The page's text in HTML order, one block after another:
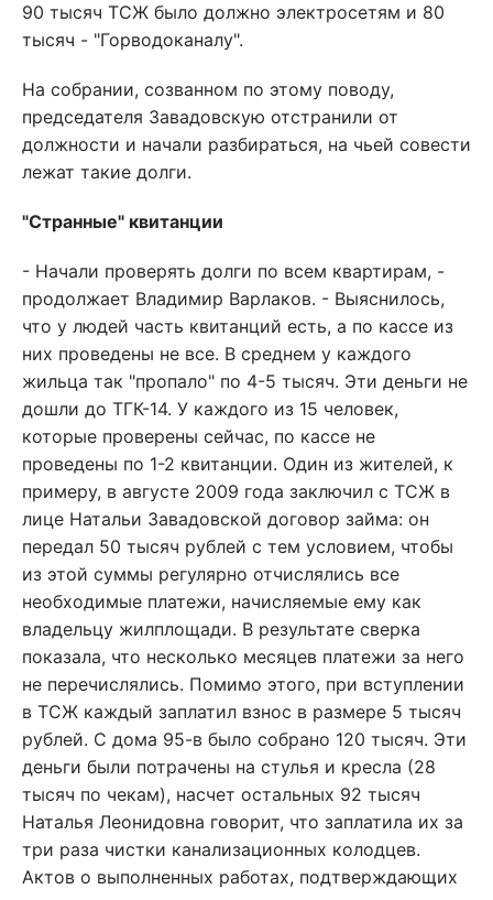
90 тысяч ТСЖ было должно электросетям и 80
тысяч - "Горводоканалу".
На собрании, созванном по этому поводу,
председателя Завадовскую отстранили от
должности и начали разбираться, на чьей совести
лежат такие долги.
"Странные" квитанции
- Начали проверять долги по всем квартирам, -
продолжает Владимир Варлаков. - Выяснилось,
что у людей часть квитанций есть, а по кассе из
них проведены не все. В среднем у каждого
жильца так "пропало" по 4-5 тысяч. Эти деньги не
дошли до ТГК-14. У каждого из 15 человек,
которые проверены сейчас, по кассе не
проведены по 1-2 квитанции. Один из жителей, к
примеру, в августе 2009 года заключил с ТСЖ в
лице Натальи Завадовской договор займа: он
передал 50 тысяч рублей с тем условием, чтобы
из этой суммы регулярно отчислялись все
необходимые платежи, начисляемые ему как
владельцу жилплощади. В результате сверка
показала, что несколько месяцев платежи за него
не перечислялись. Помимо этого, при вступлении
в ТСЖ каждый заплатил взнос в размере 5 тысяч
рублей. С дома 95-в было собрано 120 тысяч. Эти
деньги были потрачены на стулья и кресла (28
тысяч по чекам), насчет остальных 92 тысяч
Наталья Леонидовна говорит, что заплатила их за
три раза чистки канализационных колодцев.
Актов о выполненных работах, подтверждающих